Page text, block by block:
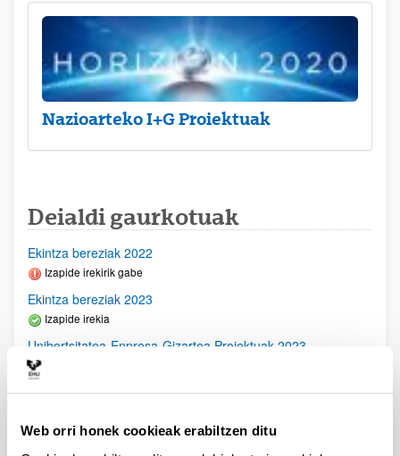
Web orri honek cookieak erabiltzen ditu
Nazioarteko I+G Proiektuak
Deialdi gaurkotuak
Ekintza bereziak 2022
Izapide irekirik gabe
Ekintza bereziak 2023
Izapide irekia
Unibertsitatea-Enpresa-Gizartea Proiektuak 2023
2023/11/16- Behin betiko ebazpena argitaratu egin da-
2023/09/22 Emandako eta ukatutako Behin Behineko
Ebazpena argitaratu egin da2023/07/14 Ebaluaziorako